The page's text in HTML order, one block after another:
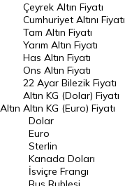
Endeksler
DÖVİZ
Döviz Kuru
Dolar Kuru
Euro Kuru
Pound Kuru
Frank Kuru
Riyal Kuru
Altın
Çeyrek Altın Fiyatı
Cumhuriyet Altını Fiyatı
Tam Altın Fiyatı
Yarım Altın Fiyatı
Has Altın Fiyatı
Ons Altın Fiyatı
22 Ayar Bilezik Fiyatı
Altın KG (Dolar) Fiyatı
Altın KG (Euro) Fiyatı
Dolar
Euro
Sterlin
Kanada Doları
İsviçre Frangı